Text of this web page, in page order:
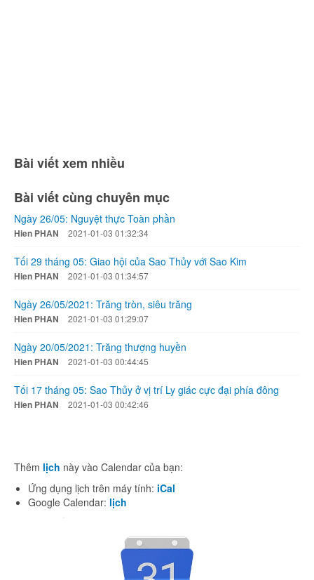
Bài viết xem nhiều
Bài viết cùng chuyên mục
Ngày 26/05: Nguyệt thực Toàn phần
Hien PHAN 2021-01-03 01:32:34
Tối 29 tháng 05: Giao hội của Sao Thủy với Sao Kim
Hien PHAN 2021-01-03 01:34:57
Ngày 26/05/2021: Trăng tròn, siêu trăng
Hien PHAN 2021-01-03 01:29:07
Ngày 20/05/2021: Trăng thượng huyền
Hien PHAN 2021-01-03 00:44:45
Tối 17 tháng 05: Sao Thủy ở vị trí Ly giác cực đại phía đông
Hien PHAN 2021-01-03 00:42:46
Thêm lịch này vào Calendar của bạn:
Ứng dụng lịch trên máy tính: iCal
Google Calendar: lịch